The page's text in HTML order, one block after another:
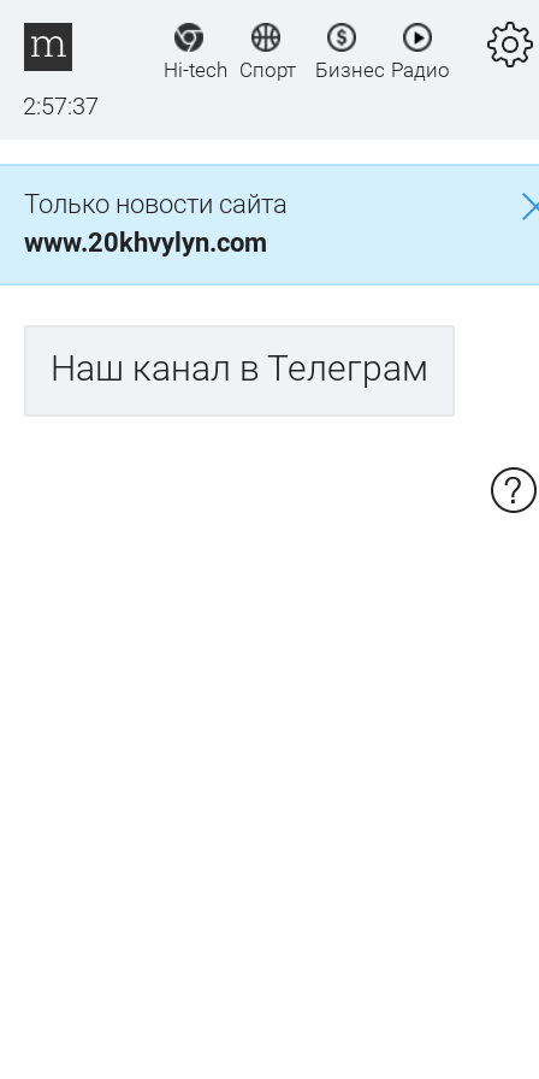
2:57:37
Hi-tech Спорт Бизнес Радио
Только новости сайта
www.20khvylyn.com
Наш канал в Телеграм